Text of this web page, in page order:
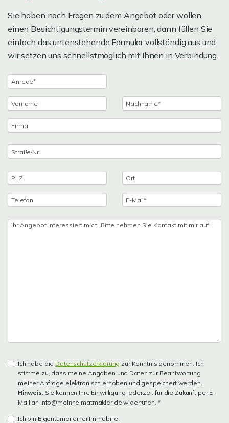
Sie haben noch Fragen zu dem Angebot oder wollen
einen Besichtigungstermin vereinbaren, dann füllen Sie
einfach das untenstehende Formular vollständig aus und
wir setzen uns schnellstmöglich mit Ihnen in Verbindung.
Ich habe die Datenschutzerklärung zur Kenntnis genommen. Ich
stimme zu, dass meine Angaben und Daten zur Beantwortung
meiner Anfrage elektronisch erhoben und gespeichert werden.
Hinweis: Sie können Ihre Einwilligung jederzeit für die Zukunft per E-
Mail an info@meinheimatmakler.de widerrufen. *
Ich bin Eigentümer einer Immobilie.